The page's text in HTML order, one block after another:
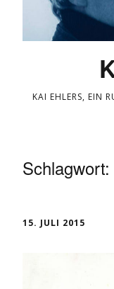
KAI EHLERS, EIN
Schlagwort:
15. JULI 2015